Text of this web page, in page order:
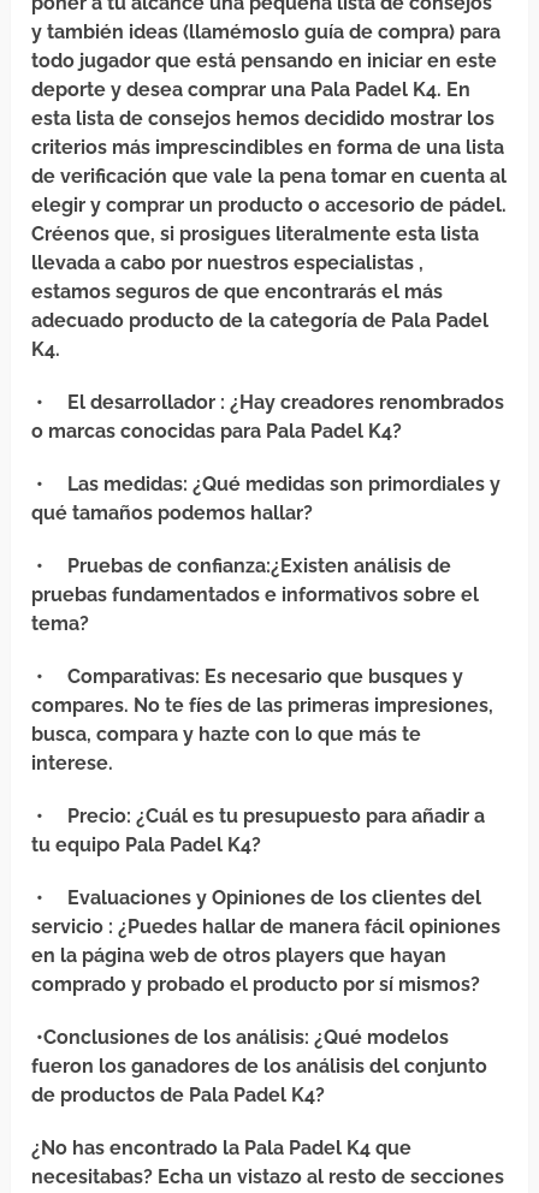
y también ideas (llamémoslo guía de compra) para
todo jugador que está pensando en iniciar en este
deporte y desea comprar una Pala Padel K4. En
esta lista de consejos hemos decidido mostrar los
criterios más imprescindibles en forma de una lista
de verificación que vale la pena tomar en cuenta al
elegir y comprar un producto o accesorio de pádel.
Créenos que, si prosigues literalmente esta lista
llevada a cabo por nuestros especialistas ,
estamos seguros de que encontrarás el más
adecuado producto de la categoría de Pala Padel
K4.
• El desarrollador : ¿Hay creadores renombrados
o marcas conocidas para Pala Padel K4?
• Las medidas: ¿Qué medidas son primordiales y
qué tamaños podemos hallar?
• Pruebas de confianza:¿Existen análisis de
pruebas fundamentados e informativos sobre el
tema?
•Comparativas: Es necesario que busques y
compares. No te fíes de las primeras impresiones,
busca, compara y hazte con lo que más te
interese.
• Precio: ¿Cuál es tu presupuesto para añadir a
tu equipo Pala Padel K4?
•
Evaluaciones y Opiniones de los clientes del
servicio : ¿Puedes hallar de manera fácil opiniones
en la página web de otros players que hayan
comprado y probado el producto por sí mismos?
•Conclusiones de los análisis: ¿Qué modelos
fueron los ganadores de los análisis del conjunto
de productos de Pala Padel K4?
¿No has encontrado la Pala Padel K4 que
necesitabas? Echa un vistazo al resto de secciones